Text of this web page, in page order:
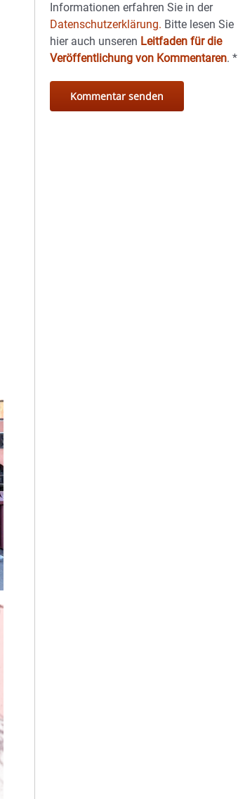
Informationen erfahren Sie in der
Datenschutzerklärung. Bitte lesen Sie
hier auch unseren Leitfaden für die
Veröffentlichung von Kommentaren.*